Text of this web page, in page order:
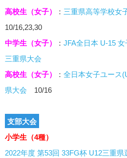
高校生（女子）
： 三重県高等学校女
10/16,23,30
中学生（女子）
： JFA全日本 U-15
三重県大会
高校生（女子）
： 全日本女子ユース
県大会 10/16
支部大会
小学生（4種）
2022年度 第53回 33FG杯 U12三重